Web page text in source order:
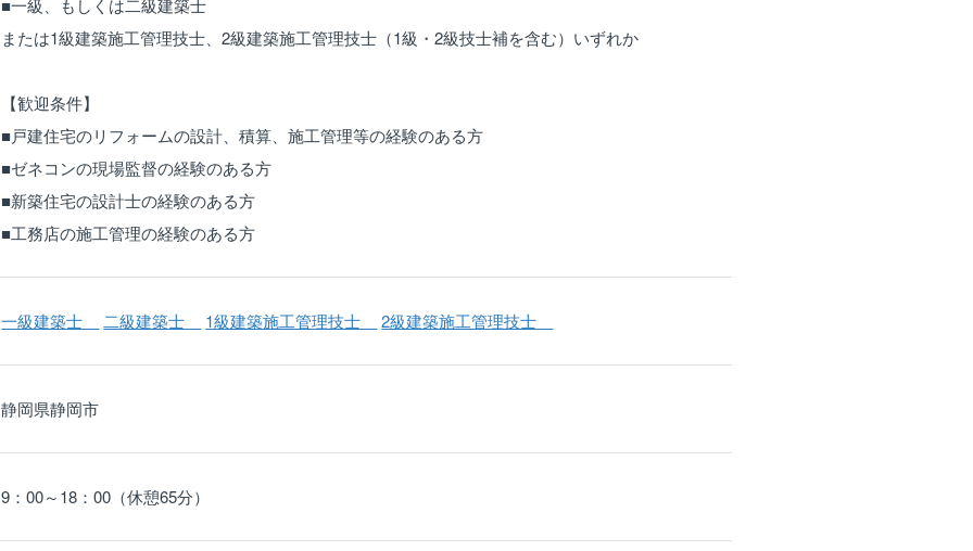
■一級、もしくは二級建築士
または1級建築施工管理技士、2級建築施工管理技士（1級・2級技士補を含む）いずれか
【歓迎条件】
■戸建住宅のリフォームの設計、積算、施工管理等の経験のある方
■ゼネコンの現場監督の経験のある方
■新築住宅の設計士の経験のある方
■工務店の施工管理の経験のある方
一級建築士 二級建築士 1級建築施工管理技士 2級建築施工管理技士
静岡県静岡市
9：00～18：00（休憩65分）